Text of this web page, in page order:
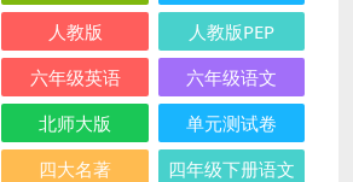
人教版
人教版PEP
六年级英语
六年级语文
北师大版
单元测试卷
四大名著 四年级下册语文